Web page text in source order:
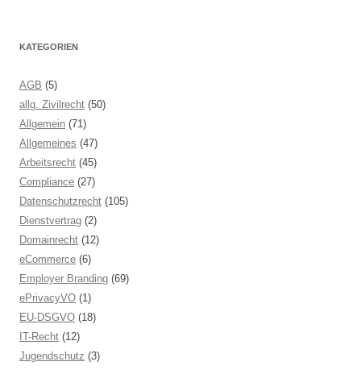
KATEGORIEN
AGB (5)
allg. Zivilrecht (50)
Allgemein (71)
Allgemeines (47)
Arbeitsrecht (45)
Compliance (27)
Datenschutzrecht (105)
Dienstvertrag (2)
Domainrecht (12)
eCommerce (6)
Employer Branding (69)
ePrivacyVO (1)
EU-DSGVO (18)
IT-Recht (12)
Jugendschutz (3)